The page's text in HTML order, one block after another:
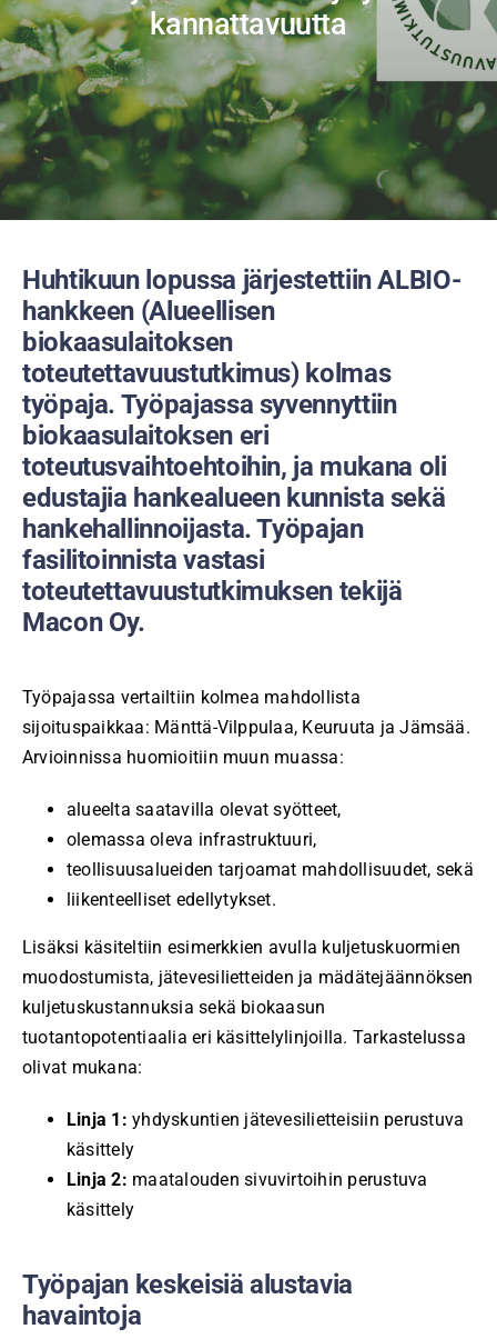
kannattavuutta
Huhtikuun lopussa järjestettiin ALBIO-
hankkeen (Alueellisen
biokaasulaitoksen
toteutettavuustutkimus) kolmas
työpaja. Työpajassa syvennyttiin
biokaasulaitoksen eri
toteutusvaihtoehtoihin, ja mukana oli
edustajia hankealueen kunnista sekä
hankehallinnoijasta. Työpajan
fasilitoinnista vastasi
toteutettavuustutkimuksen tekijä
Macon Oy.
Työpajassa vertailtiin kolmea mahdollista
sijoituspaikkaa: Mänttä-Vilppulaa, Keuruuta ja Jämsää.
Arvioinnissa huomioitiin muun muassa:
alueelta saatavilla olevat syötteet,
olemassa oleva infrastruktuuri,
teollisuusalueiden tarjoamat mahdollisuudet, sekä
liikenteelliset edellytykset.
Lisäksi käsiteltiin esimerkkien avulla kuljetuskuormien
muodostumista, jätevesilietteiden ja mädätejäännöksen
kuljetuskustannuksia sekä biokaasun
tuotantopotentiaalia eri käsittelylinjoilla. Tarkastelussa
olivat mukana:
Linja 1: yhdyskuntien jätevesilietteisiin perustuva
käsittely
Linja 2: maatalouden sivuvirtoihin perustuva
käsittely
Työpajan keskeisiä alustavia
havaintoja